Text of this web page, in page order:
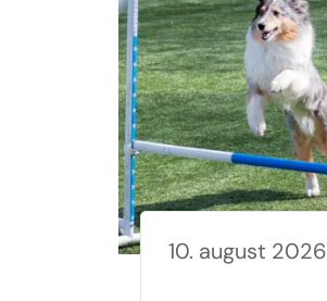
10. august 2026